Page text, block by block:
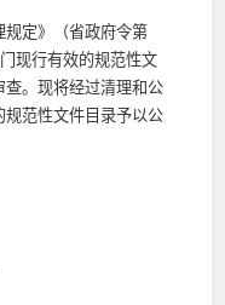
定》（省政府令第
现行有效的规范性文
。现将经过清理和公
范性文件目录予以公